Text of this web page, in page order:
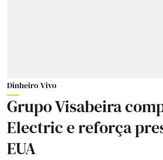
Dinheiro Vivo
Grupo Visabeira
Electric e reforça
EUA